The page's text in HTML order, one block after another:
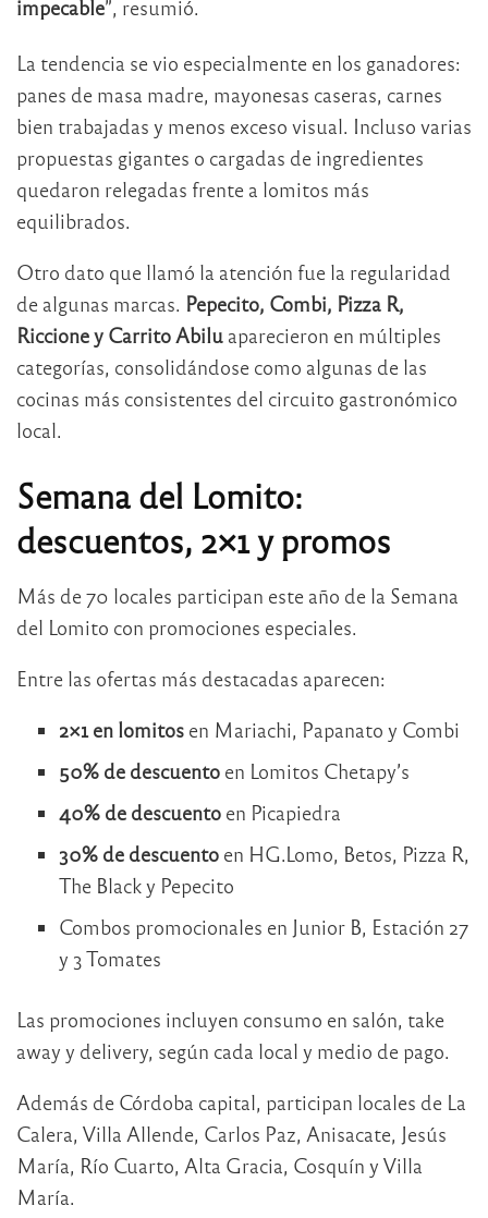
impecable”, resumió.
La tendencia se vio especialmente en los ganadores:
panes de masa madre, mayonesas caseras, carnes
bien trabajadas y menos exceso visual. Incluso varias
propuestas gigantes o cargadas de ingredientes
quedaron relegadas frente a lomitos más
equilibrados.
Otro dato que llamó la atención fue la regularidad
de algunas marcas. Pepecito, Combi, Pizza R,
Riccione y Carrito Abilu aparecieron en múltiples
categorías, consolidándose como algunas de las
cocinas más consistentes del circuito gastronómico
local.
Semana del Lomito:
descuentos, 2×1 y promos
Más de 70 locales participan este año de la Semana
del Lomito con promociones especiales.
Entre las ofertas más destacadas aparecen:
2×1 en lomitosen Mariachi, Papanato y Combi
50% de descuentoen Lomitos Chetapy’s
40% de descuentoen Picapiedra
30% de descuentoen HG.Lomo, Betos, Pizza R,
The Black y Pepecito
Combos promocionales en Junior B, Estación 27
y 3 Tomates
Las promociones incluyen consumo en salón, take
away y delivery, según cada local y medio de pago.
Además de Córdoba capital, participan locales de La
Calera, Villa Allende, Carlos Paz, Anisacate, Jesús
María, Río Cuarto, Alta Gracia, Cosquín y Villa
María.